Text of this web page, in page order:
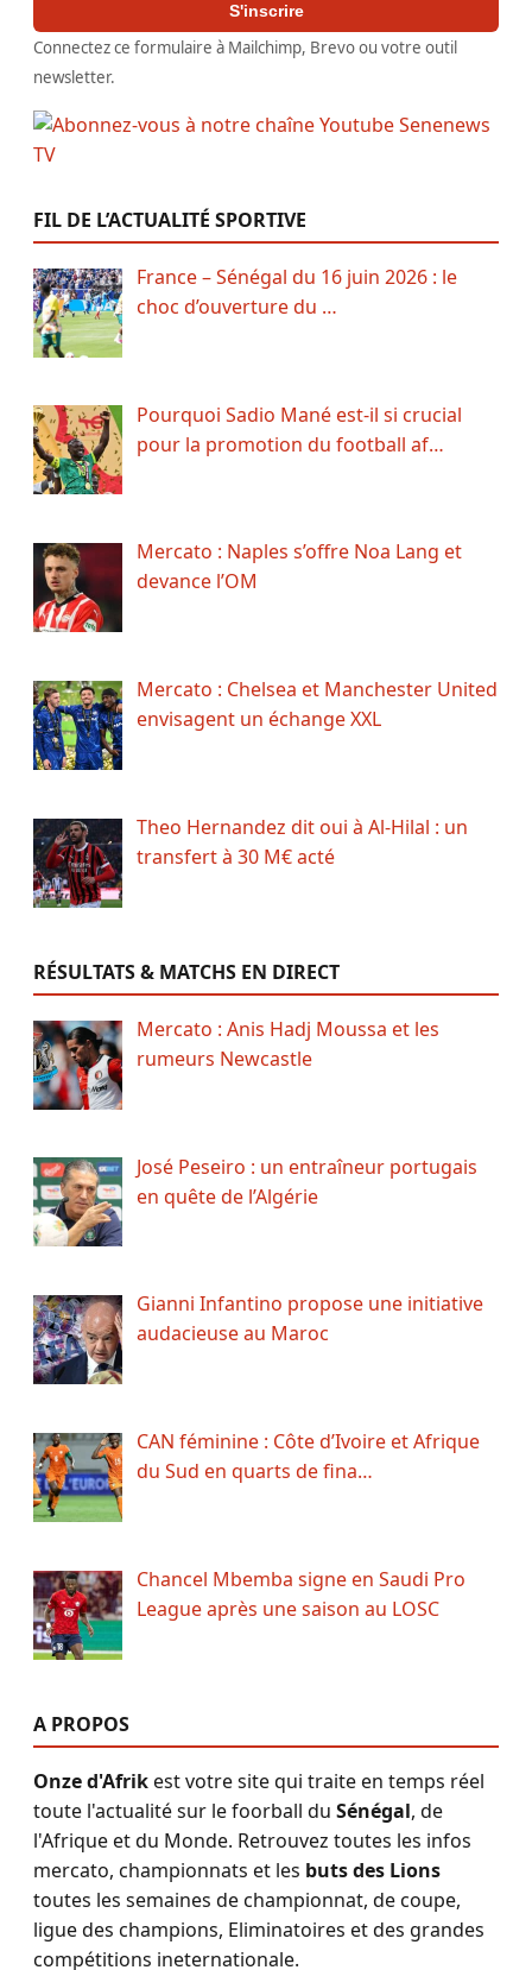
S'inscrire
Connectez ce formulaire à Mailchimp, Brevo ou votre outil
newsletter.
FIL DE L’ACTUALITÉ SPORTIVE
France – Sénégal du 16 juin 2026 : le
choc d’ouverture du …
Pourquoi Sadio Mané est-il si crucial
pour la promotion du football af…
Mercato : Naples s’offre Noa Lang et
devance l’OM
Mercato : Chelsea et Manchester United
envisagent un échange XXL
Theo Hernandez dit oui à Al-Hilal : un
transfert à 30 M€ acté
RÉSULTATS & MATCHS EN DIRECT
Mercato : Anis Hadj Moussa et les
rumeurs Newcastle
José Peseiro : un entraîneur portugais
en quête de l’Algérie
Gianni Infantino propose une initiative
audacieuse au Maroc
CAN féminine : Côte d’Ivoire et Afrique
du Sud en quarts de fina…
Chancel Mbemba signe en Saudi Pro
League après une saison au LOSC
A PROPOS
Onze d'Afrikest votre site qui traite en temps réel
toute l'actualité sur le foorball du Sénégal, de
l'Afrique et du Monde. Retrouvez toutes les infos
mercato, championnats et les buts des Lions
toutes les semaines de championnat, de coupe,
ligue des champions, Eliminatoires et des grandes
compétitions ineternationale.